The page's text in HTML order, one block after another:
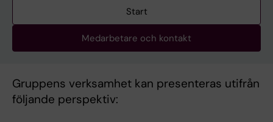
Start
Medarbetare och kontakt
Gruppens verksamhet kan presenteras utifrån
följande perspektiv: